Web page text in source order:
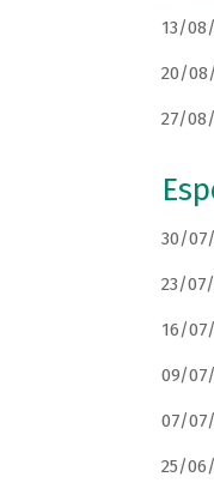
13/
20/
27/
30/
23/
16/
09/
07/
25/